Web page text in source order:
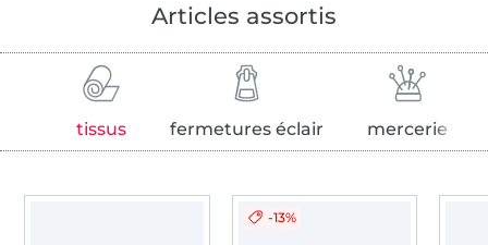
Articles assortis
tissus fermetures éclair mercerie
-13%